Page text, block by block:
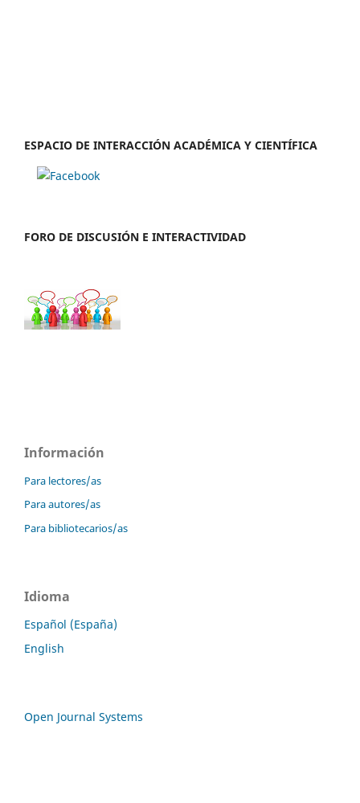
ESPACIO DE INTERACCIÓN ACADÉMICA Y CIENTÍFICA
FORO DE DISCUSIÓN E INTERACTIVIDAD
Información
Para lectores/as
Para autores/as
Para bibliotecarios/as
Idioma
Español (España)
English
Open Journal Systems